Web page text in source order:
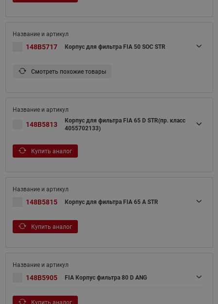
148B5717 Корпус для фильтра FIA 50 SOC STR
Смотреть похожие товары
148B5813
Корпус для фильтра FIA 65 D STR(пр. класс
4055702133)
Купить аналог
148B5815 Корпус для фильтра FIA 65 A STR
Купить аналог
148B5905 FIA Корпус фильтра 80 D ANG
Купить аналог